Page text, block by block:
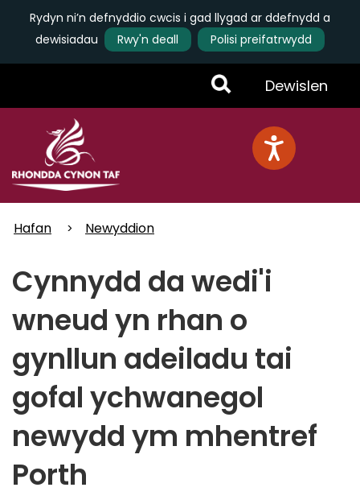
Rydyn ni’n defnyddio cwcis i gad llygad ar ddefnydd a
dewisiadau
Rwy'n deall
Polisi preifatrwydd
Toggle
Menu
Dewislen
Hafan Newyddion
Cynnydd da wedi'i
wneud yn rhan o
gynllun adeiladu tai
gofal ychwanegol
newydd ym mhentref
Porth